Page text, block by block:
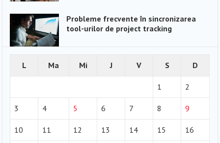
Probleme frecvente în sincronizarea
tool-urilor de project tracking
L Ma Mi J V S D
1 2
3 4 5 6 7 8 9
10 11 12 13 14 15 16